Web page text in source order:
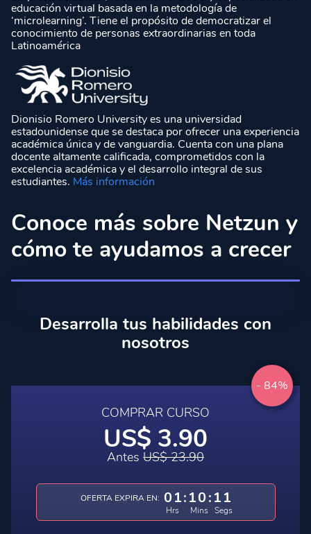
educación virtual basada en la metodología de
‘microlearning’. Tiene el propósito de democratizar el
conocimiento de personas extraordinarias en toda
Latinoamérica
Dionisio Romero University es una universidad
estadounidense que se destaca por ofrecer una experiencia
académica única y de vanguardia. Cuenta con una plana
docente altamente calificada, comprometidos con la
excelencia académica y el desarrollo integral de sus
estudiantes. Más información
Conoce más sobre Netzun y
cómo te ayudamos a crecer
Desarrolla tus habilidades con
nosotros
- 84%
COMPRAR CURSO
US$ 3.90
Antes US$ 23.90
OFERTA EXPIRA EN: 01
Hrs
:10
Mins
:11
Segs